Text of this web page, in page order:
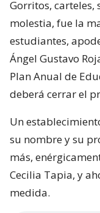
Gorritos,
molestia, fue la
estudiantes,
Ángel Gustavo
Plan Anual de
deberá cerrar el
Un
su nombre y su
más,
Cecilia Tapia, y
medida.